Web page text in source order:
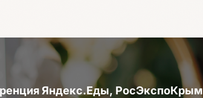
Яндекс.Еды, РосЭкспоКрым